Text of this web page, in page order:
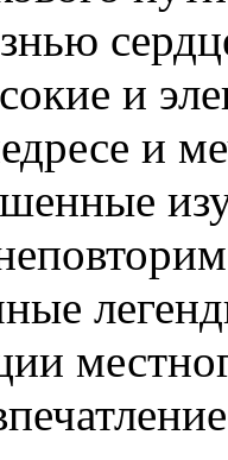
и
и